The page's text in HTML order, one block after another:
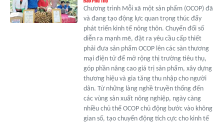
Chương trình Mỗi xã một sản phẩm (OCOP) đã
và đang tạo động lực quan trọng thúc đẩy
phát triển kinh tế nông thôn. Chuyển đổi số
diễn ra mạnh mẽ, đặt ra yêu cầu cấp thiết
phải đưa sản phẩm OCOP lên các sàn thương
mại điện tử để mở rộng thị trường tiêu thụ,
góp phần nâng cao giá trị sản phẩm, xây dựng
thương hiệu và gia tăng thu nhập cho người
dân. Từ những làng nghề truyền thống đến
các vùng sản xuất nông nghiệp, ngày càng
nhiều chủ thể OCOP chủ động bước vào không
gian số, tạo chuyển động tích cực cho kinh tế